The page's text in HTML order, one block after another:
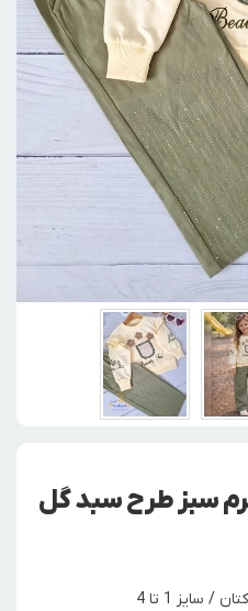
سبز طرح سبد گل
1 تا 4